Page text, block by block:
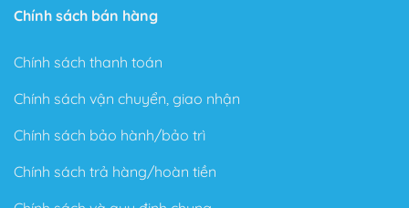
Chính sách bán hàng
Chính sách thanh toán
Chính sách vận chuyển, giao nhận
Chính sách bảo hành/bảo trì
Chính sách trả hàng/hoàn tiền